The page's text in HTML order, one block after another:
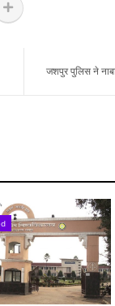
जशपुर पुलिस ने